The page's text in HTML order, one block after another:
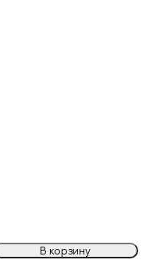
В корзину